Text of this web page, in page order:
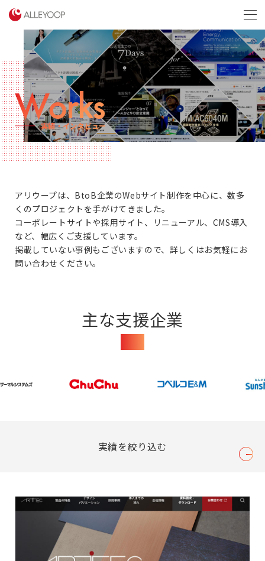
Works
実績・インタビュー
アリウープは、BtoB企業のWebサイト制作を中心に、数多
くのプロジェクトを手がけてきました。
コーポレートサイトや採用サイト、リニューアル、CMS導入
など、幅広くご支援しています。
掲載していない事例もございますので、詳しくはお気軽にお
問い合わせください。
主な支援企業
実績を絞り込む